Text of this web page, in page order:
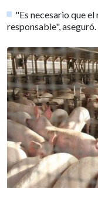
"Es necesario que
responsable", aseguró.